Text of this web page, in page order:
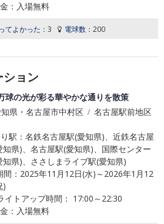
： 入場無料
てよかった： 3 電球数： 200
ョン
球の光が彩る華やかな通りを散策
知県・名古屋市中村区 / 名古屋駅前地区
駅：名鉄名古屋駅(愛知県)、近鉄名古屋
知県)、名古屋駅(愛知県)、国際センター
知県)、ささしまライブ駅(愛知県)
間： 2025年11月12日(水)～2026年1月12
)
イトアップ時間： 17:00～22:30
： 入場無料